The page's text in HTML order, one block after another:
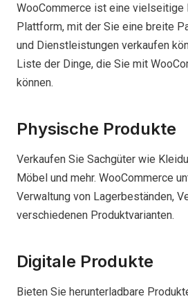
WooCommerce ist eine vielseitige
Plattform, mit der Sie eine breite
und Dienstleistungen verkaufen
Liste der Dinge, die Sie mit
können.
Physische Produkte
Verkaufen Sie Sachgüter wie
Möbel und mehr. WooCommerce
Verwaltung von Lagerbeständen,
verschiedenen Produktvarianten.
Digitale Produkte
Bieten Sie herunterladbare